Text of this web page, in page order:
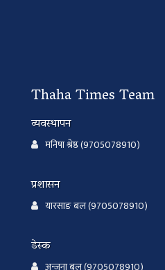
Thaha Times Team
व्यवस्थापन
मनिषा श्रेष्ठ (9705078910)
प्रशासन
यारसाङ बल (9705078910)
डेस्क